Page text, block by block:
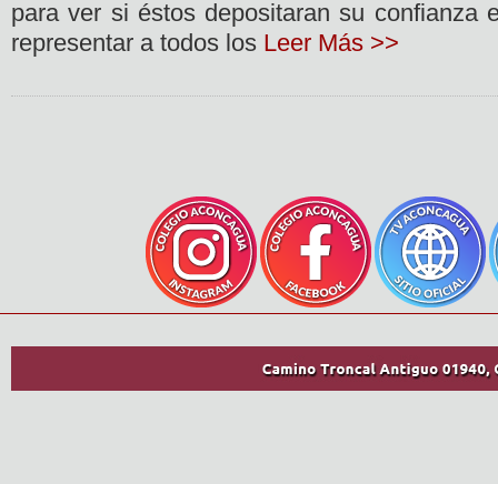
para ver si éstos depositaran su confianza
representar a todos los Leer Más >>